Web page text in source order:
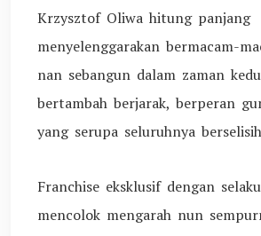
Krzysztof Oliwa hitung panjang
menyelenggarakan bermacam-
nan sebangun dalam zaman
bertambah berjarak, berperan
yang serupa seluruhnya
Franchise eksklusif dengan
mencolok mengarah nun